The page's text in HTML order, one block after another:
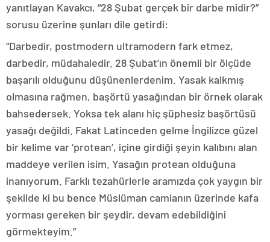
yanıtlayan Kavakcı, “28 Şubat gerçek bir darbe midir?”
sorusu üzerine şunları dile getirdi:
“Darbedir, postmodern ultramodern fark etmez,
darbedir, müdahaledir. 28 Şubat’ın önemli bir ölçüde
başarılı olduğunu düşünenlerdenim. Yasak kalkmış
olmasına rağmen, başörtü yasağından bir örnek olarak
bahsedersek. Yoksa tek alanı hiç şüphesiz başörtüsü
yasağı değildi. Fakat Latinceden gelme İngilizce güzel
bir kelime var ‘protean’, içine girdiği şeyin kalıbını alan
maddeye verilen isim. Yasağın protean olduğuna
inanıyorum. Farklı tezahürlerle aramızda çok yaygın bir
şekilde ki bu bence Müslüman camianın üzerinde kafa
yorması gereken bir şeydir, devam edebildiğini
görmekteyim.”